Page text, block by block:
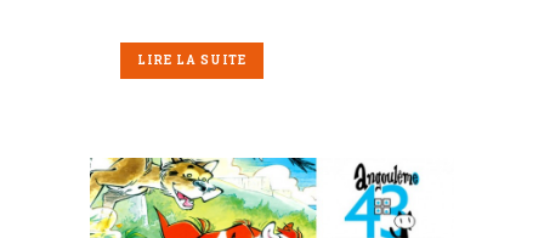
LIRE LA SUITE